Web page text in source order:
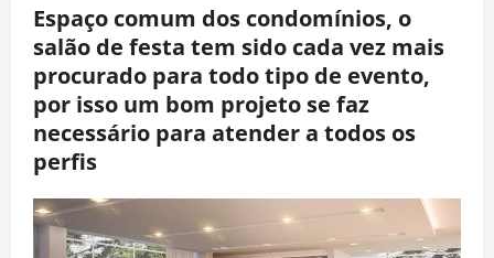
Espaço comum dos condomínios, o
salão de festa tem sido cada vez mais
procurado para todo tipo de evento,
por isso um bom projeto se faz
necessário para atender a todos os
perfis